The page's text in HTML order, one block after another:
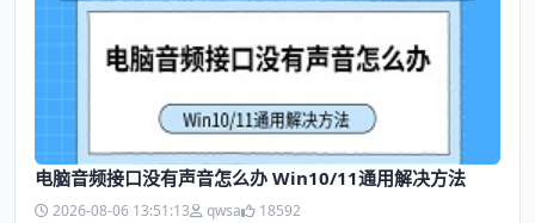
电脑音频接口没有声音怎么办 Win10/11通用解决方法
2026-08-06 13:51:13 qwsa 18592